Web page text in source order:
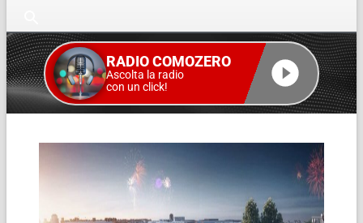
RADIO COMOZERO
Ascolta la radio
con un click!